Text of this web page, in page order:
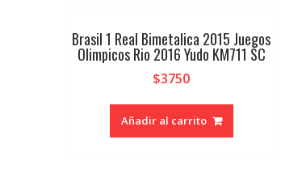
Brasil 1 Real Bimetalica 2015 Juegos
Olimpicos Rio 2016 Yudo KM711 SC
$3750
Añadir al carrito